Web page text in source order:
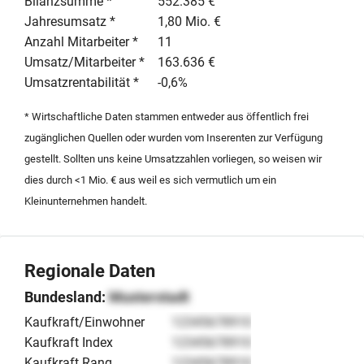
Jahresumsatz *
1,80 Mio. €
Anzahl Mitarbeiter *
11
Umsatz/Mitarbeiter *
163.636 €
Umsatzrentabilität *
-0,6%
* Wirtschaftliche Daten stammen entweder aus öffentlich frei
zugänglichen Quellen oder wurden vom Inserenten zur Verfügung
gestellt. Sollten uns keine Umsatzzahlen vorliegen, so weisen wir
dies durch <1 Mio. € aus weil es sich vermutlich um ein
Kleinunternehmen handelt.
Regionale Daten
Bundesland:Musterstadt
Kaufkraft/Einwohner
12345678910
Kaufkraft Index
12345678910